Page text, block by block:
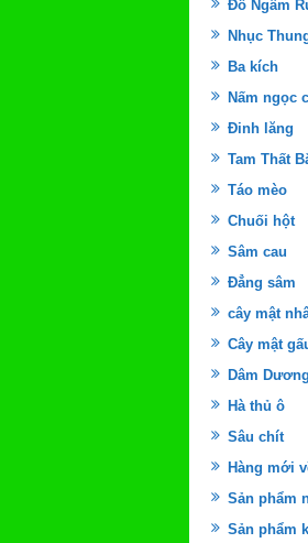
Đồ Ngâm
Nhục
Ba kích
Nấm ngọc
Đinh lăng
Tam Thất
Táo mèo
Chuối hột
Sâm cau
Đẳng sâm
cây mật
Cây mật
Dâm
Hà thủ ô
Sâu chít
Hàng mới
Sản phẩm
Sản phẩm